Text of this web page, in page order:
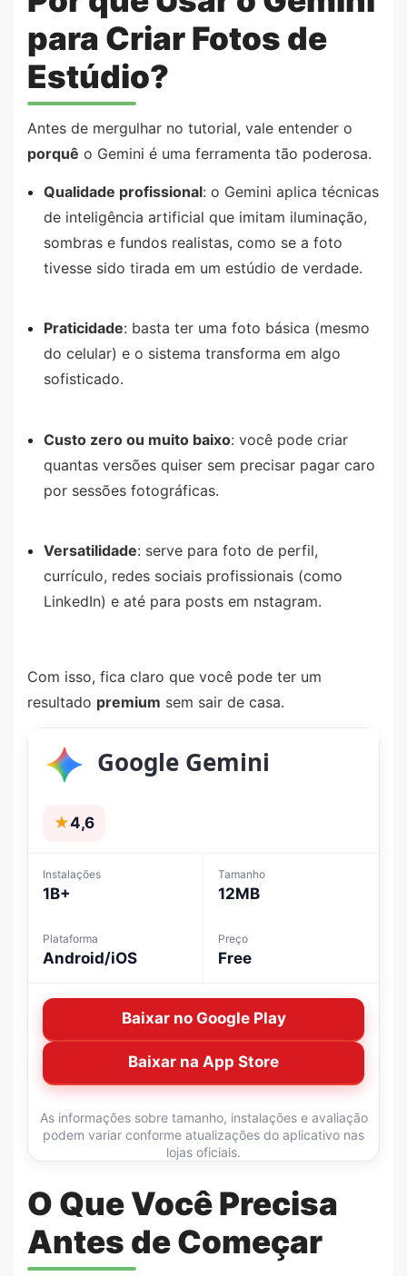
para Criar Fotos de
Estúdio?
Antes de mergulhar no tutorial, vale entender o
porquê o Gemini é uma ferramenta tão poderosa.
Qualidade profissional: o Gemini aplica técnicas
de inteligência artificial que imitam iluminação,
sombras e fundos realistas, como se a foto
tivesse sido tirada em um estúdio de verdade.
Praticidade: basta ter uma foto básica (mesmo
do celular) e o sistema transforma em algo
sofisticado.
Custo zero ou muito baixo: você pode criar
quantas versões quiser sem precisar pagar caro
por sessões fotográficas.
Versatilidade: serve para foto de perfil,
currículo, redes sociais profissionais (como
LinkedIn) e até para posts em nstagram.
Com isso, fica claro que você pode ter um
resultado premium sem sair de casa.
Google Gemini
★4,6
Instalações
1B+
Tamanho
12MB
Plataforma
Android/iOS
Preço
Free
Baixar no Google Play
Baixar na App Store
As informações sobre tamanho, instalações e avaliação
podem variar conforme atualizações do aplicativo nas
lojas oficiais.
O Que Você Precisa
Antes de Começar